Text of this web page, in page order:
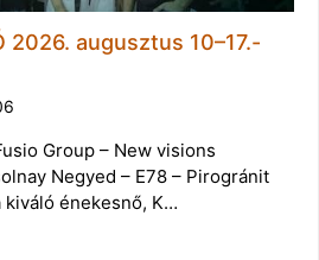
2026. augusztus 10–17.-
Group – New visions
Negyed – E78 – Pirogránit
kiváló énekesnő, K…